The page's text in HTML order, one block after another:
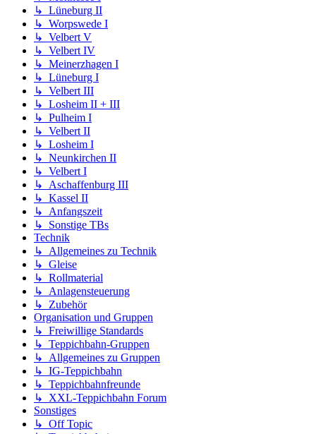
↳ Lüneburg II
↳ Worpswede I
↳ Velbert V
↳ Velbert IV
↳ Meinerzhagen I
↳ Lüneburg I
↳ Velbert III
↳ Losheim II + III
↳ Pulheim I
↳ Velbert II
↳ Losheim I
↳ Neunkirchen II
↳ Velbert I
↳ Aschaffenburg III
↳ Kassel II
↳ Anfangszeit
↳ Sonstige TBs
Technik
↳ Allgemeines zu Technik
↳ Gleise
↳ Rollmaterial
↳ Anlagensteuerung
↳ Zubehör
Organisation und Gruppen
↳ Freiwillige Standards
↳ Teppichbahn-Gruppen
↳ Allgemeines zu Gruppen
↳ IG-Teppichbahn
↳ Teppichbahnfreunde
↳ XXL-Teppichbahn Forum
Sonstiges
↳ Off Topic